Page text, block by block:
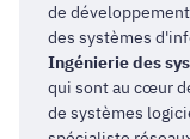
de
des systèmes
Ingénierie des
qui sont au cœur
de systèmes